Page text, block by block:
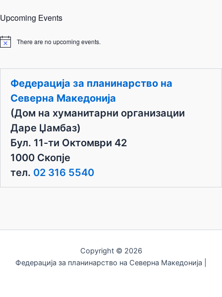
Upcoming Events
N
i
There are no upcoming events.
Федерација за планинарство на
Северна Македонија
(Дом на хуманитарни организации
Даре Џамбаз)
Бул. 11-ти Октомври 42
1000 Скопје
тел. 02 316 5540
Copyright © 2026
Федерација за планинарство на Северна Македонија |